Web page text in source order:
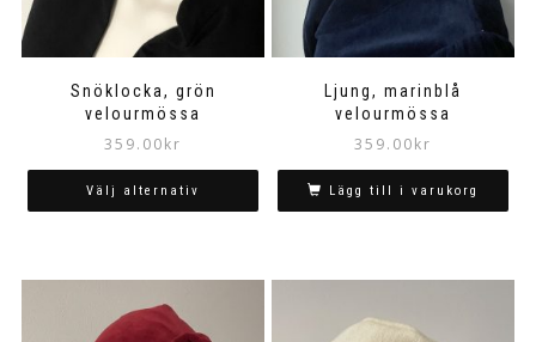
Snöklocka, grön
velourmössa
359.00kr
Välj alternativ
produkten
har
flera
Ljung, marinblå
velourmössa
359.00kr
Lägg till i varukorg